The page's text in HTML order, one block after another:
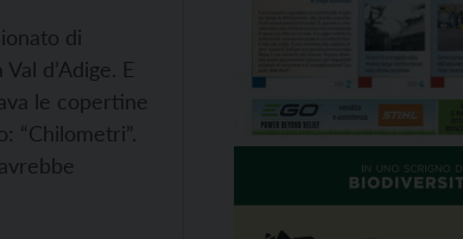
di
d’Adige. E
le copertine
“Chilometri”.